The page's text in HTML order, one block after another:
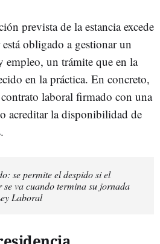
prevista de la estancia excede
obligado a gestionar un
empleo, un trámite que en la
en la práctica. En concreto,
laboral firmado con una
acreditar la disponibilidad de
se permite el despido si el
va cuando termina su jornada
Laboral